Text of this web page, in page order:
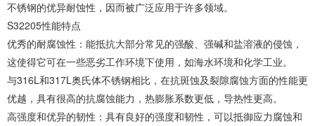
不锈钢的优异耐蚀性，因而被广泛应用于许多领域。
S32205性能特点
优秀的耐腐蚀性：能抵抗大部分常见的强酸、强碱和盐溶液的侵蚀，
这使得它可在一些恶劣工作环境下使用，如海水环境和化学工业。
与316L和317L奥氏体不锈钢相比，在抗斑蚀及裂隙腐蚀方面的性能更
优越，具有很高的抗腐蚀能力，热膨胀系数更低，导热性更高。
高强度和优异的韧性：具有良好的强度和韧性，可以抵御应力腐蚀和